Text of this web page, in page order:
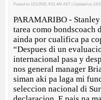
Posted on 12/1/2025, 9:51 AM AST | Updated on 12/
PARAMARIBO -
tarea como bondscoach
ainda por cualifica pa
“Despues di un
internacional pasa y
nos general manager
siman aki pa laga mi
seleccion nacional di